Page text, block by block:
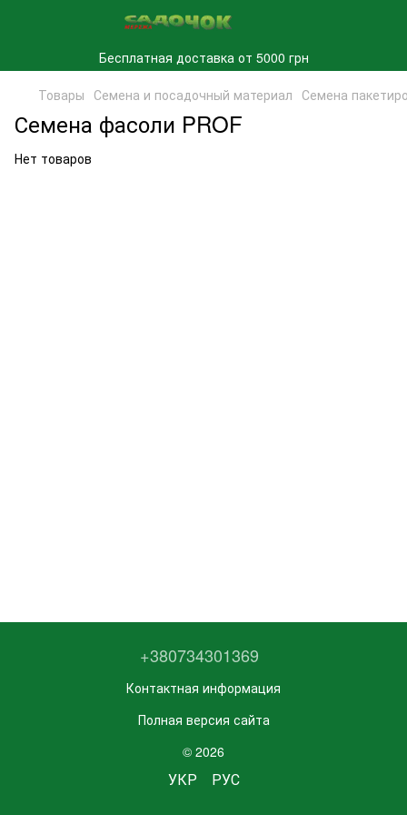
Бесплатная доставка от 5000 грн
Товары Семена и посадочный материал Семена
Семена фасоли PROF
Нет товаров
+380734301369
Контактная информация
Полная версия сайта
© 2026
УКР РУС